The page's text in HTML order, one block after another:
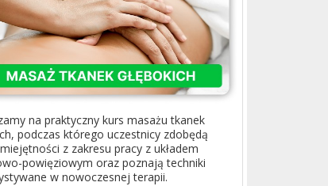
na praktyczny kurs masażu tkanek
podczas którego uczestnicy zdobędą
z zakresu pracy z układem
powięziowym oraz poznają techniki
w nowoczesnej terapii.